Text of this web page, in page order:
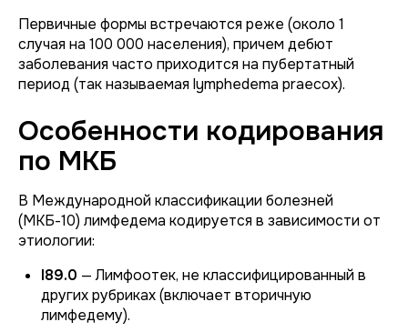
Первичные формы встречаются реже (около 1
случая на 100 000 населения), причем дебют
заболевания часто приходится на пубертатный
период (так называемая lymphedema praecox).
Особенности кодирования
по МКБ
В Международной классификации болезней
(МКБ-10) лимфедема кодируется в зависимости от
этиологии:
I89.0 — Лимфоотек, не классифицированный в
других рубриках (включает вторичную
лимфедему).